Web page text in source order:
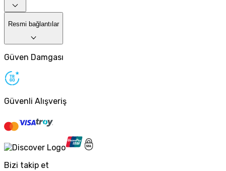
Resmi bağlantılar
Güven Damgası
Güvenli Alışveriş
Bizi takip et